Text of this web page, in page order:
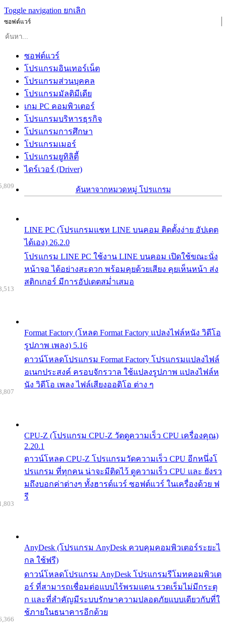
Toggle navigation ยกเลิก
ซอฟต์แวร์
ซอฟต์แวร์
โปรแกรมอินเทอร์เน็ต
โปรแกรมส่วนบุคคล
โปรแกรมมัลติมีเดีย
เกม PC คอมพิวเตอร์
โปรแกรมบริหารธุรกิจ
โปรแกรมการศึกษา
โปรแกรมเมอร์
โปรแกรมยูทิลิตี้
ไดร์เวอร์ (Driver)
ค้นหาจากหมวดหมู่ โปรแกรม
LINE PC (โปรแกรมแชท LINE บนคอม ติดตั้งง่าย อัปเดต
ได้เอง) 26.2.0
โปรแกรม LINE PC ใช้งาน LINE บนคอม เปิดใช้ขณะนั่ง
หน้าจอ ได้อย่างสะดวก พร้อมคุยด้วยเสียง คุยเห็นหน้า ส่ง
สติกเกอร์ มีการอัปเดตสม่ำเสมอ
Format Factory (โหลด Format Factory แปลงไฟล์หนัง วิดีโอ
รูปภาพ เพลง) 5.16
ดาวน์โหลดโปรแกรม Format Factory โปรแกรมแปลงไฟล์
อเนกประสงค์ ครอบจักรวาล ใช้แปลงรูปภาพ แปลงไฟล์ห
นัง วิดีโอ เพลง ไฟล์เสียงออดิโอ ต่าง ๆ
CPU-Z (โปรแกรม CPU-Z วัดดูความเร็ว CPU เครื่องคุณ)
2.20.1
ดาวน์โหลด CPU-Z โปรแกรมวัดความเร็ว CPU อีกหนึ่งโ
ปรแกรม ที่ทุกคน น่าจะมีติดไว้ ดูความเร็ว CPU และ ยังรว
มถึงบอกค่าต่างๆ ทั้งฮารด์แวร์ ซอฟต์แวร์ ในเครื่องด้วย ฟ
รี
AnyDesk (โปรแกรม AnyDesk ควบคุมคอมพิวเตอร์ระยะไ
กล ใช้ฟรี)
ดาวน์โหลดโปรแกรม AnyDesk โปรแกรมรีโมทคอมพิวเต
อร์ ที่สามารถเชื่อมต่อแบบไร้พรมแดน รวดเร็มไม่มีกระตุ
ก และที่สำคัญมีระบบรักษาความปลอดภัยแบบเดียวกับที่ใ
ช้ภายในธนาคารอีกด้วย